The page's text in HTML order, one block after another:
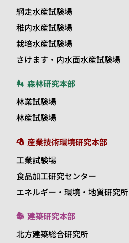
網走水産試験場
稚内水産試験場
栽培水産試験場
さけます・内水面水産試験場
森林研究本部
林業試験場
林産試験場
産業技術環境研究本部
工業試験場
食品加工研究センター
エネルギー・環境・地質研究所
建築研究本部
北方建築総合研究所